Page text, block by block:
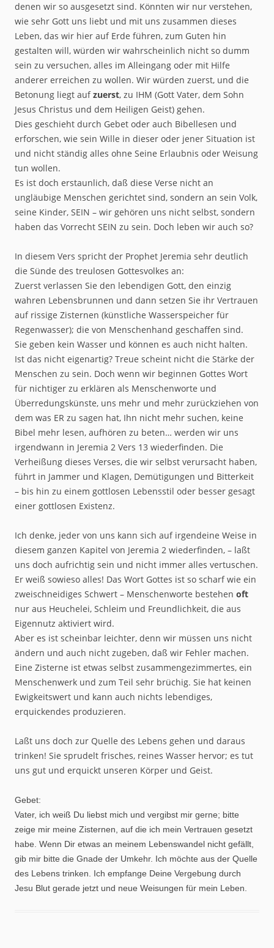
denen wir so ausgesetzt sind. Könnten wir nur verstehen,
wie sehr Gott uns liebt und mit uns zusammen dieses
Leben, das wir hier auf Erde führen, zum Guten hin
gestalten will, würden wir wahrscheinlich nicht so dumm
sein zu versuchen, alles im Alleingang oder mit Hilfe
anderer erreichen zu wollen. Wir würden zuerst, und die
Betonung liegt aufzuerst, zu IHM (Gott Vater, dem Sohn
Jesus Christus und dem Heiligen Geist) gehen.
Dies geschieht durch Gebet oder auch Bibellesen und
erforschen, wie sein Wille in dieser oder jener Situation ist
und nicht ständig alles ohne Seine Erlaubnis oder Weisung
tun wollen.
Es ist doch erstaunlich, daß diese Verse nicht an
ungläubige Menschen gerichtet sind, sondern an sein Volk,
seine Kinder, SEIN – wir gehören uns nicht selbst, sondern
haben das Vorrecht SEIN zu sein. Doch leben wir auch so?
In diesem Vers spricht der Prophet Jeremia sehr deutlich
die Sünde des treulosen Gottesvolkes an:
Zuerst verlassen Sie den lebendigen Gott, den einzig
wahren Lebensbrunnen und dann setzen Sie ihr Vertrauen
auf rissige Zisternen (künstliche Wasserspeicher für
Regenwasser); die von Menschenhand geschaffen sind.
Sie geben kein Wasser und können es auch nicht halten.
Ist das nicht eigenartig? Treue scheint nicht die Stärke der
Menschen zu sein. Doch wenn wir beginnen Gottes Wort
für nichtiger zu erklären als Menschenworte und
Überredungskünste, uns mehr und mehr zurückziehen von
dem was ER zu sagen hat, Ihn nicht mehr suchen, keine
Bibel mehr lesen, aufhören zu beten… werden wir uns
irgendwann in Jeremia 2 Vers 13 wiederfinden. Die
Verheißung dieses Verses, die wir selbst verursacht haben,
führt in Jammer und Klagen, Demütigungen und Bitterkeit
– bis hin zu einem gottlosen Lebensstil oder besser gesagt
einer gottlosen Existenz.
Ich denke, jeder von uns kann sich auf irgendeine Weise in
diesem ganzen Kapitel von Jeremia 2 wiederfinden, – laßt
uns doch aufrichtig sein und nicht immer alles vertuschen.
Er weiß sowieso alles! Das Wort Gottes ist so scharf wie ein
zweischneidiges Schwert – Menschenworte bestehen oft
nur aus Heuchelei, Schleim und Freundlichkeit, die aus
Eigennutz aktiviert wird.
Aber es ist scheinbar leichter, denn wir müssen uns nicht
ändern und auch nicht zugeben, daß wir Fehler machen.
Eine Zisterne ist etwas selbst zusammengezimmertes, ein
Menschenwerk und zum Teil sehr brüchig. Sie hat keinen
Ewigkeitswert und kann auch nichts lebendiges,
erquickendes produzieren.
Laßt uns doch zur Quelle des Lebens gehen und daraus
trinken! Sie sprudelt frisches, reines Wasser hervor; es tut
uns gut und erquickt unseren Körper und Geist.
Gebet:
Vater, ich weiß Du liebst mich und vergibst mir gerne; bitte
zeige mir meine Zisternen, auf die ich mein Vertrauen gesetzt
habe. Wenn Dir etwas an meinem Lebenswandel nicht gefällt,
gib mir bitte die Gnade der Umkehr. Ich möchte aus der Quelle
des Lebens trinken. Ich empfange Deine Vergebung durch
Jesu Blut gerade jetzt und neue Weisungen für mein Leben.